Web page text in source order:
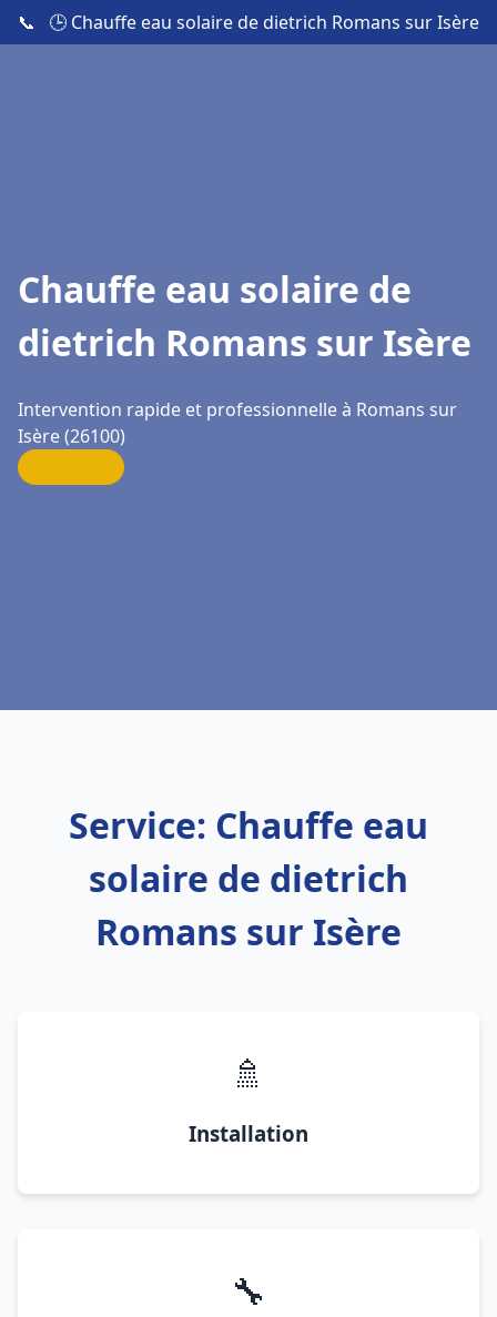
📞 🕒 Chauffe eau solaire de dietrich Romans sur Isère
Chauffe eau solaire de
dietrich Romans sur Isère
Intervention rapide et professionnelle à Romans sur
Isère (26100)
Service: Chauffe eau
solaire de dietrich
Romans sur Isère
🚿
Installation
🔧